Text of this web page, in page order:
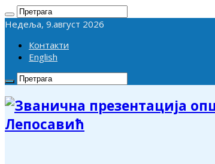
Недеља, 9.август 2026
Контакти
English
Лепосавић